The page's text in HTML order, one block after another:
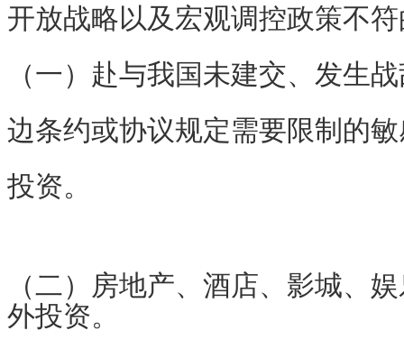
开放战略以及宏观调控政策不
（一）赴与我国未建交、发生
边条约或协议规定需要限制的
投资。
（二）房地产、酒店、影城、
外投资。